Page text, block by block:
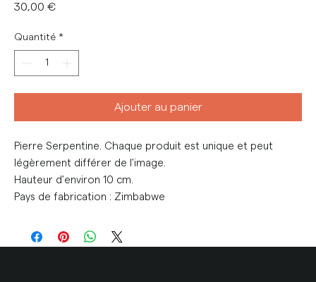
30,00 €Prix
Quantité *
Ajouter au panier
Pierre Serpentine. Chaque produit est unique et peut
légèrement différer de l'image.
Hauteur d'environ 10 cm.
Pays de fabrication : Zimbabwe